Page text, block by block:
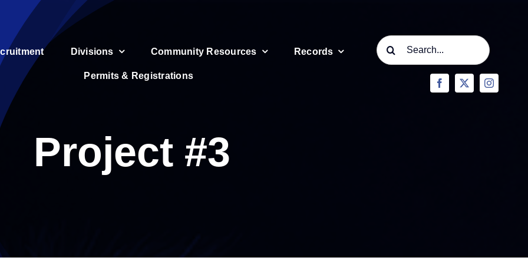
Divisions Community Resources Records
Permits & Registrations
Search
for:
Project #3